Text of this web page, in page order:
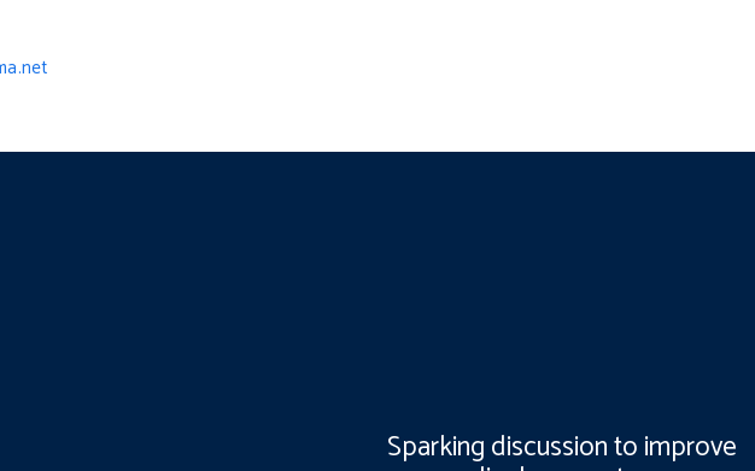
Sparking discussion to improve